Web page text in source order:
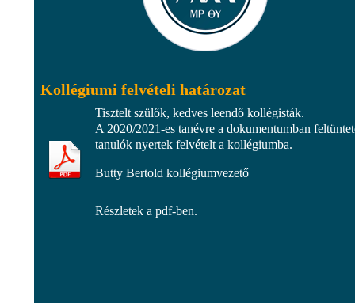
Kollégiumi felvételi határozat
Tisztelt szülők, kedves leendő kollégisták.
A 2020/2021-es tanévre a dokumentumban
tanulók nyertek felvételt a kollégiumba.
Butty Bertold kollégiumvezető
Részletek a pdf-ben.